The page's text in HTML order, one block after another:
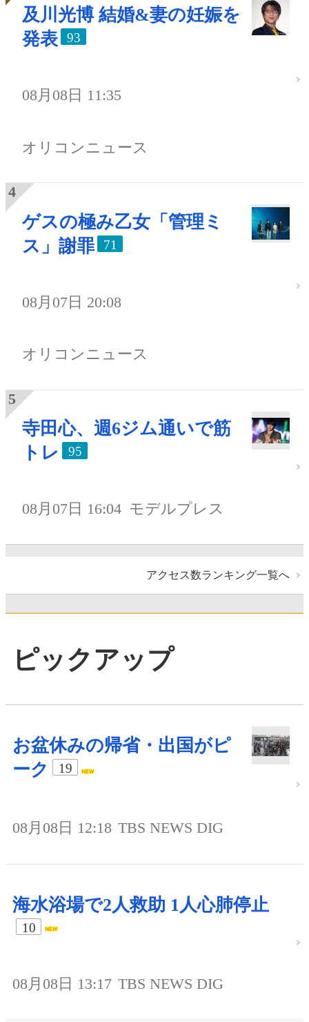
及川光博 結婚&妻の妊娠を
発表
93
08月08日 11:35
オリコンニュース
ゲスの極み乙女「管理ミ
ス」謝罪
71
08月07日 20:08
オリコンニュース
寺田心、週6ジム通いで筋
トレ
95
08月07日 16:04 モデルプレス
アクセス数ランキング一覧へ
ピックアップ
お盆休みの帰省・出国がピ
ーク
19
08月08日 12:18 TBS NEWS DIG
海水浴場で2人救助 1人心肺停止
10
08月08日 13:17 TBS NEWS DIG